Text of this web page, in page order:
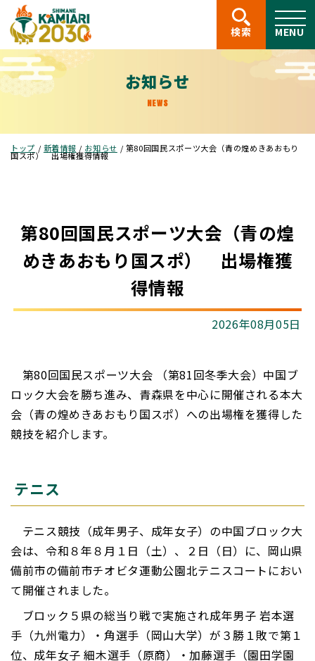
このページの本文へ
検索 MENU
お知らせ
NEWS
現
在
の
トップ / 新着情報 / お知らせ / 第80回国民スポーツ大会（青の煌めきあおもり
国スポ） 出場権獲得情報
第80回国民スポーツ大会（青の煌
めきあおもり国スポ） 出場権獲
得情報
2026年08月05日
第80回国民スポーツ大会 （第81回冬季大会）中国ブ
ロック大会を勝ち進み、青森県を中心に開催される本大
会（青の煌めきあおもり国スポ）への出場権を獲得した
競技を紹介します。
テニス
テニス競技（成年男子、成年女子）の中国ブロック大
会は、令和８年８月１日（土）、２日（日）に、岡山県
備前市の備前市チオビタ運動公園北テニスコートにおい
て開催されました。
ブロック５県の総当り戦で実施され成年男子 岩本選
手（九州電力）・角選手（岡山大学）が３勝１敗で第１
位、成年女子 細木選手（原商）・加藤選手（園田学園